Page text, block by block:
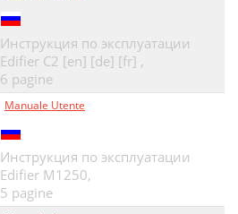
Инструкция по эксплуатации
Edifier C2 [en] [de] [fr] ,
6 pagine
Manuale Utente
Инструкция по эксплуатации
Edifier M1250,
5 pagine